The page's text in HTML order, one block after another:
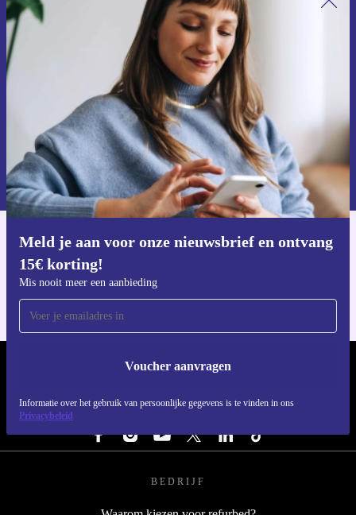
Meld je aan voor onze nieuwsbrief en ontvang
15€ korting!
Mis nooit meer een aanbieding
Voucher aanvragen
Informatie over het gebruik van persoonlijke gegevens is te vinden in ons
Privacybeleid
Meld je aan voor onze nieuwsbrief en
ontvang €15 korting!
Mis nooit meer een aanbieding.
Voucher aanvragen
Informatie over het gebruik van persoonsgegevens vind je in ons
privacybeleid
Download de refurbed app
REFURBED NEDERLAND - RETHINK NEW.
VOLG ONS
BEDRIJF